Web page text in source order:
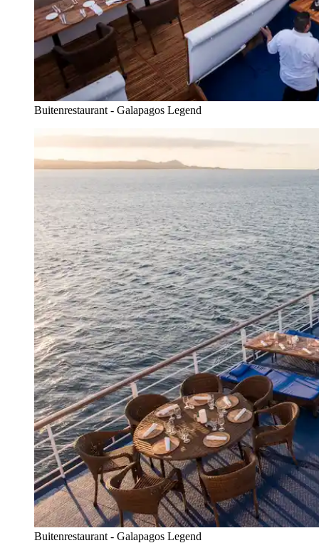
Buitenrestaurant - Galapagos Legend
Buitenrestaurant - Galapagos Legend